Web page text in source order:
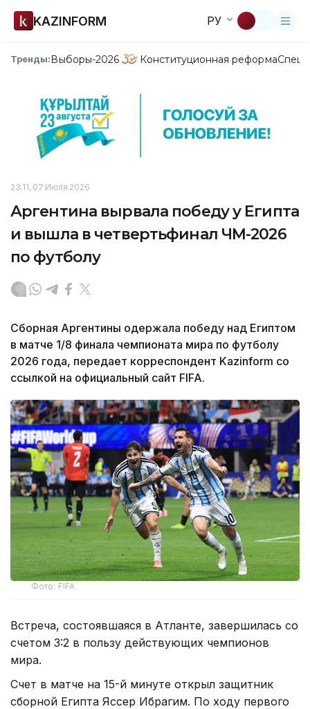
KAZINFORM РУ
Тренды:Выборы-2026 Конституционная реформа
23:11, 07 Июля 2026
Аргентина вырвала победу у Египта
и вышла в четвертьфинал ЧМ-2026
по футболу
Сборная Аргентины одержала победу над Египтом
в матче 1/8 финала чемпионата мира по футболу
2026 года, передает корреспондент Kazinform со
ссылкой на официальный сайт FIFA.
Фото: FIFA
Встреча, состоявшаяся в Атланте, завершилась со
счетом 3:2 в пользу действующих чемпионов
мира.
Счет в матче на 15-й минуте открыл защитник
сборной Египта Яссер Ибрагим. По ходу первого